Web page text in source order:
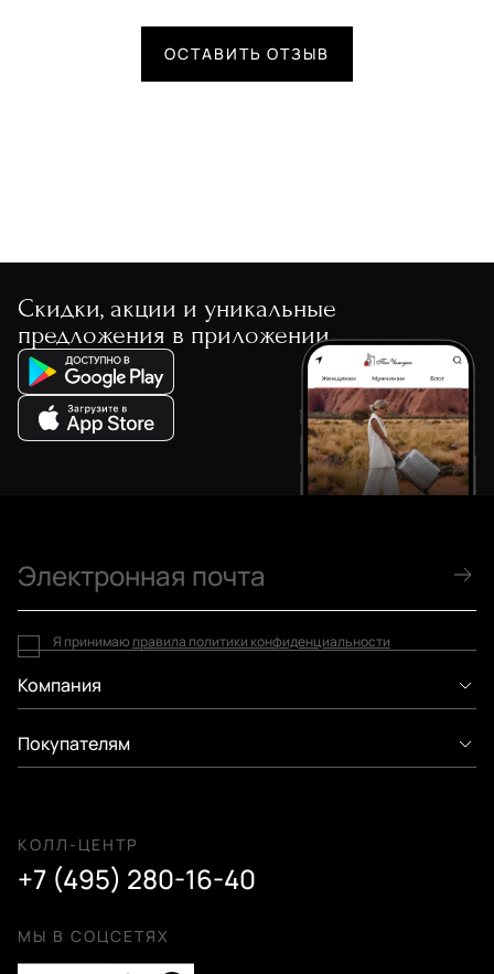
ОСТАВИТЬ ОТЗЫВ
Скидки, акции и уникальные
предложения в приложении
Компания
Покупателям
КОЛЛ-ЦЕНТР
+7 (495) 280-16-40
МЫ В СОЦСЕТЯХ
Я принимаю правила политики конфиденциальности